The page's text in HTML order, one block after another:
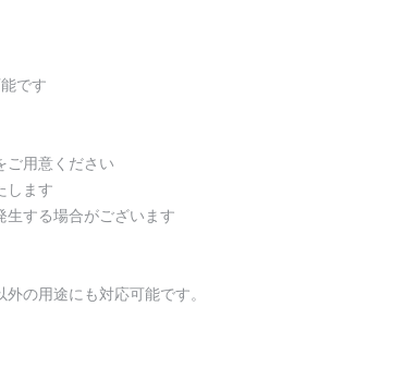
です
ご用意ください
します
生する場合がございます
の用途にも対応可能です。